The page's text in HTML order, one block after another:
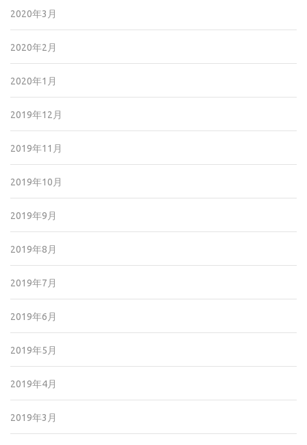
2020年3月
2020年2月
2020年1月
2019年12月
2019年11月
2019年10月
2019年9月
2019年8月
2019年7月
2019年6月
2019年5月
2019年4月
2019年3月